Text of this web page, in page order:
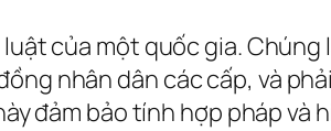
của một quốc gia. Chúng
nhân dân các cấp, và
đảm bảo tính hợp pháp và